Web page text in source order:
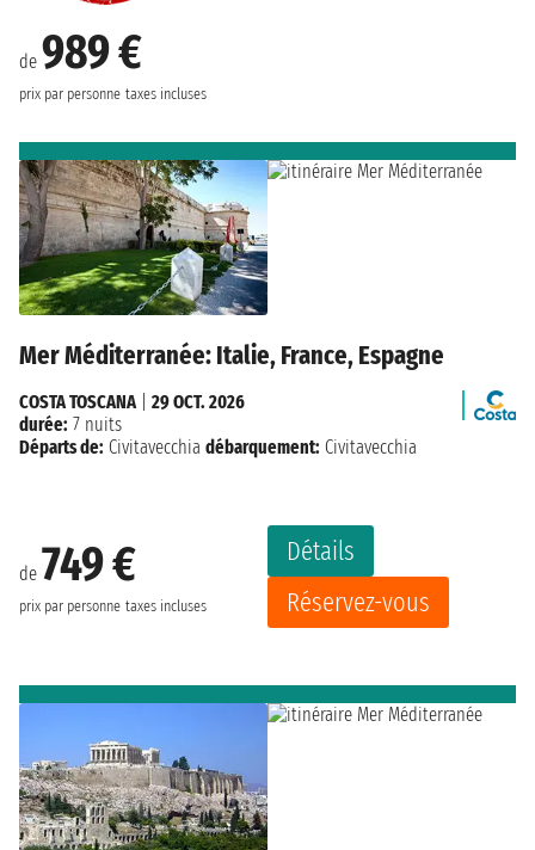
de 989 €
prix par personne taxes incluses
Mer Méditerranée: Italie, France, Espagne
de 749 €
prix par personne taxes incluses
Détails
Réservez-vous
COSTA TOSCANA| 29 OCT. 2026
durée: 7 nuits
Départs de: Civitavecchia débarquement: Civitavecchia